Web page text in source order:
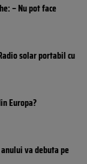
– Nu pot face
solar portabil cu
Europa?
va debuta pe